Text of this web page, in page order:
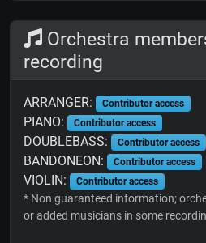
Orchestra
recording
ARRANGER: Contributor access
PIANO: Contributor access
DOUBLEBASS: Contributor access
BANDONEON: Contributor access
VIOLIN: Contributor access
* Non guaranteed information;
or added musicians in some